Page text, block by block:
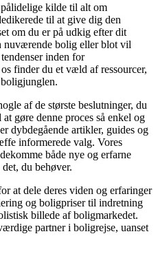
kilde til alt om
til at give dig den
om du er på udkig efter dit
nuværende bolig eller blot vil
inden for
finder du et væld af ressourcer,
af de største beslutninger, du
gøre denne proces så enkel og
dybdegående artikler, guides og
informerede valg. Vores
både nye og erfarne
du behøver.
at dele deres viden og erfaringer
og boligpriser til indretning
billede af boligmarkedet.
partner i boligrejse, uanset